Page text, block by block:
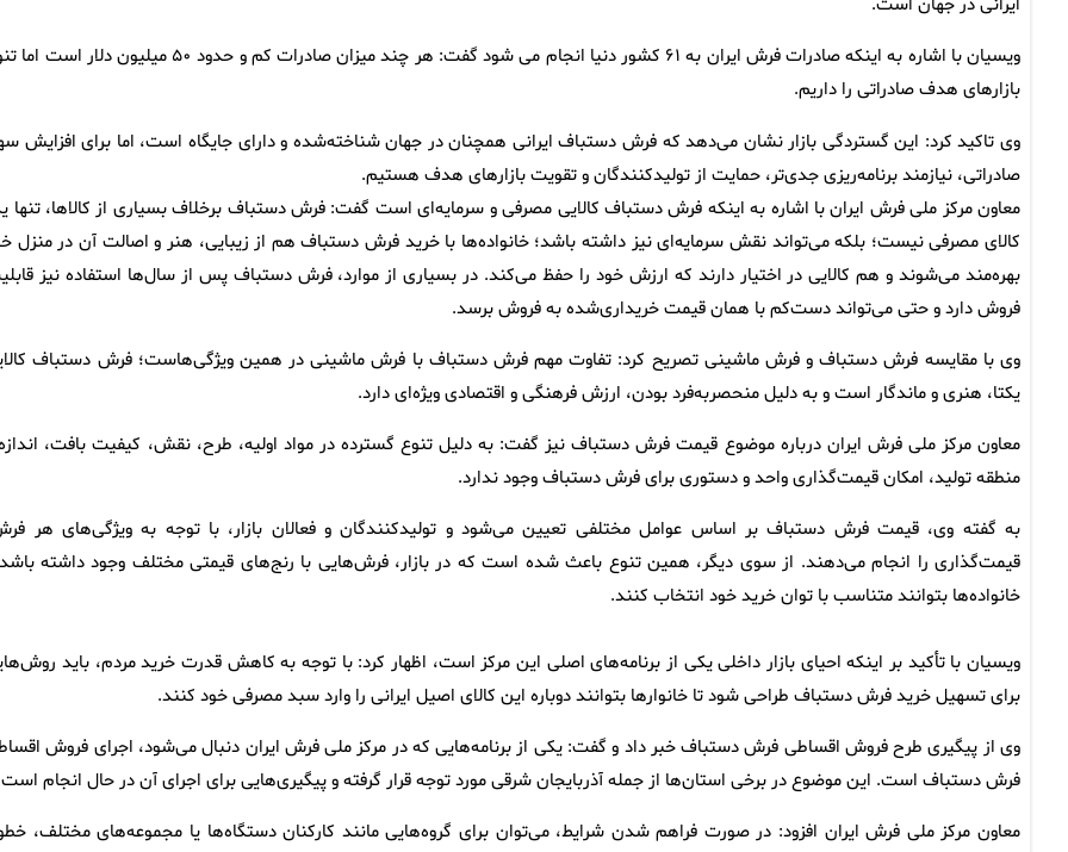
ایرانی در جهان است.
ویسیان با اشاره به اینکه صادرات فرش ایران به ۶۱ کشور دنیا انجام می شود گفت: هر چند میزان صادرات کم و حدود ۵۰ میلیون
بازارهای هدف صادراتی را داریم.
وی تاکید کرد: این گستردگی بازار نشان می‌دهد که فرش دستباف ایرانی همچنان در جهان شناخته‌شده و دارای جایگاه است، اما برای افزایش
صادراتی، نیازمند برنامه‌ریزی جدی‌تر، حمایت از تولیدکنندگان و تقویت بازارهای هدف هستیم.
معاون مرکز ملی فرش ایران با اشاره به اینکه فرش دستباف کالایی مصرفی و سرمایه‌ای است گفت: فرش دستباف برخلاف بسیاری از کالاها، تنها
کالای مصرفی نیست؛ بلکه می‌تواند نقش سرمایه‌ای نیز داشته باشد؛ خانواده‌ها با خرید فرش دستباف هم از زیبایی، هنر و اصالت آن در منزل
بهره‌مند می‌شوند و هم کالایی در اختیار دارند که ارزش خود را حفظ می‌کند. در بسیاری از موارد، فرش دستباف پس از سال‌ها استفاده نیز
فروش دارد و حتی می‌تواند دست‌کم با همان قیمت خریداری‌شده به فروش برسد.
وی با مقایسه فرش دستباف و فرش ماشینی تصریح کرد: تفاوت مهم فرش دستباف با فرش ماشینی در همین ویژگی‌هاست؛ فرش دستباف
یکتا، هنری و ماندگار است و به دلیل منحصربه‌فرد بودن، ارزش فرهنگی و اقتصادی ویژه‌ای دارد.
معاون مرکز ملی فرش ایران درباره موضوع قیمت فرش دستباف نیز گفت: به دلیل تنوع گسترده در مواد اولیه، طرح، نقش، کیفیت بافت،
منطقه تولید، امکان قیمت‌گذاری واحد و دستوری برای فرش دستباف وجود ندارد.
به گفته وی، قیمت فرش دستباف بر اساس عوامل مختلفی تعیین می‌شود و تولیدکنندگان و فعالان بازار، با توجه به ویژگی‌های هر
قیمت‌گذاری را انجام می‌دهند. از سوی دیگر، همین تنوع باعث شده است که در بازار، فرش‌هایی با رنج‌های قیمتی مختلف وجود داشته
خانواده‌ها بتوانند متناسب با توان خرید خود انتخاب کنند.
ویسیان با تأکید بر اینکه احیای بازار داخلی یکی از برنامه‌های اصلی این مرکز است، اظهار کرد: با توجه به کاهش قدرت خرید مردم، باید
برای تسهیل خرید فرش دستباف طراحی شود تا خانوارها بتوانند دوباره این کالای اصیل ایرانی را وارد سبد مصرفی خود کنند.
وی از پیگیری طرح فروش اقساطی فرش دستباف خبر داد و گفت: یکی از برنامه‌هایی که در مرکز ملی فرش ایران دنبال می‌شود، اجرای فروش
فرش دستباف است. این موضوع در برخی استان‌ها از جمله آذربایجان شرقی مورد توجه قرار گرفته و پیگیری‌هایی برای اجرای آن در حال انجام
معاون مرکز ملی فرش ایران افزود: در صورت فراهم شدن شرایط، می‌توان برای گروه‌هایی مانند کارکنان دستگاه‌ها یا مجموعه‌های مختلف،